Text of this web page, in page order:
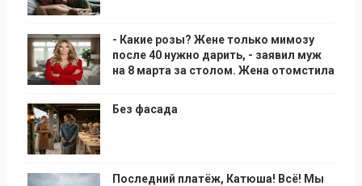
- Какие розы? Жене только мимозу
после 40 нужно дарить, - заявил муж
на 8 марта за столом. Жена отомстила
Без фасада
Последний платёж, Катюша! Всё! Мы